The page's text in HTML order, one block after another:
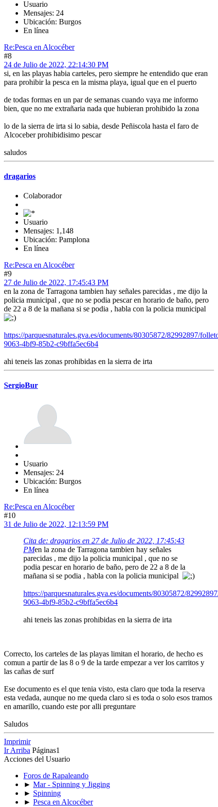
Usuario
Mensajes: 24
Ubicación: Burgos
En línea
Re:Pesca en Alcocéber
#8
24 de Julio de 2022, 22:14:30 PM
si, en las playas habia carteles, pero siempre he entendido que eran
para prohibir la pesca en la misma playa, igual que en el puerto
de todas formas en un par de semanas cuando vaya me informo
bien, que no me extrañaria nada que hubieran prohibido la zona
lo de la sierra de irta si lo sabia, desde Peñiscola hasta el faro de
Alcoceber prohibidisimo pescar
saludos
dragarios
Colaborador
Usuario
Mensajes: 1,148
Ubicación: Pamplona
En línea
Re:Pesca en Alcocéber
#9
27 de Julio de 2022, 17:45:43 PM
en la zona de Tarragona tambien hay señales parecidas , me dijo la
policia municipal , que no se podia pescar en horario de baño, pero
de 22 a 8 de la mañana si se podia , habla con la policia municipal
https://parquesnaturales.gva.es/documents/80305872/82992897/
9063-4bf9-85b2-c9bffa5ec6b4
ahi teneis las zonas prohibidas en la sierra de irta
SergioBur
Usuario
Mensajes: 24
Ubicación: Burgos
En línea
Re:Pesca en Alcocéber
#10
31 de Julio de 2022, 12:13:59 PM
Cita de: dragarios en 27 de Julio de 2022, 17:45:43
PMen la zona de Tarragona tambien hay señales
parecidas , me dijo la policia municipal , que no se
podia pescar en horario de baño, pero de 22 a 8 de la
mañana si se podia , habla con la policia municipal
https://parquesnaturales.gva.es/documents/80305872/
9063-4bf9-85b2-c9bffa5ec6b4
ahi teneis las zonas prohibidas en la sierra de irta
Correcto, los carteles de las playas limitan el horario, de hecho es
comun a partir de las 8 o 9 de la tarde empezar a ver los carritos y
las cañas de surf
Ese documento es el que tenia visto, esta claro que toda la reserva
esta vedada, aunque no me queda claro si es toda o solo esos tramos
en amarillo, cuando este por alli preguntare
Saludos
Imprimir
Ir Arriba Páginas1
Acciones del Usuario
Foros de Rapaleando
► Mar - Spinning y Jigging
► Spinning
► Pesca en Alcocéber